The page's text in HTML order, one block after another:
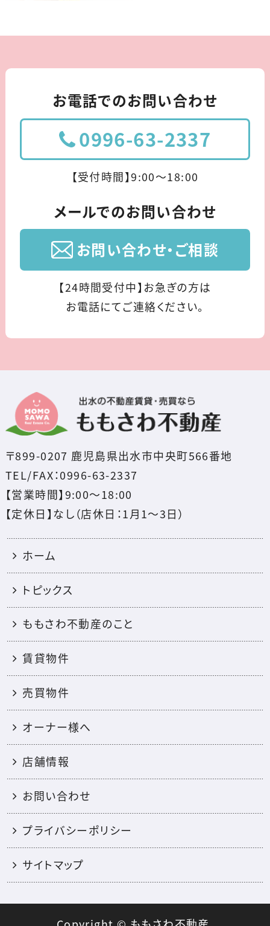
お電話でのお問い合わせ
0996-63-2337
【受付時間】9:00〜18:00
メールでのお問い合わせ
お問い合わせ・ご相談
【24時間受付中】お急ぎの方は
お電話にてご連絡ください。
〒899-0207 鹿児島県出水市中央町566番地
TEL/FAX：0996-63-2337
【営業時間】9:00～18:00
【定休日】なし（店休日：1月1〜3日）
ホーム
トピックス
ももさわ不動産のこと
賃貸物件
売買物件
オーナー様へ
店舗情報
お問い合わせ
プライバシーポリシー
サイトマップ